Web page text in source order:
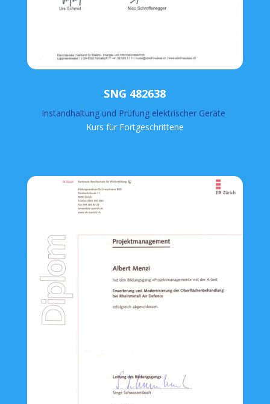
SNG 482638
Instandhaltung und Prüfung elektrischer Geräte
Kurs für Fortgeschrittene